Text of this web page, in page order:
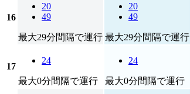
16
20
49
最大29分間隔で運行
20
49
最大29分間隔で運行
17
24
最大0分間隔で運行
24
最大0分間隔で運行